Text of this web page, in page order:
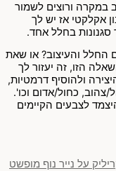
במקרה ורוצים לשמור
אקלקטי אז יש לך
בחלל אחד.
החלל והעיצוב? או שאת
הזו, זה יעזור לך
ולהוסיף דרמטיות,
צהוב, כחול/אדום וכו'.
לצבעים הקיימים